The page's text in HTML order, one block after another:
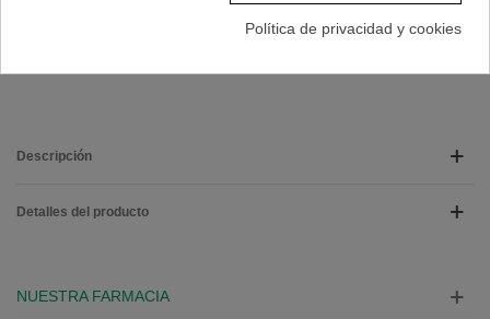
Descripción
Detalles del producto
NUESTRA FARMACIA
Política de privacidad y cookies